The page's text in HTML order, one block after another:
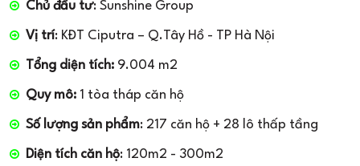
Chủ đầu tư: Sunshine Group
Vị trí: KĐT Ciputra – Q.Tây Hồ - TP Hà Nội
Tổng diện tích: 9.004 m2
Quy mô: 1 tòa tháp căn hộ
Số lượng sản phẩm: 217 căn hộ + 28 lô thấp tầng
Diện tích căn hộ: 120m2 - 300m2